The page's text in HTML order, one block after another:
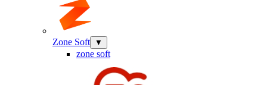
Zone Soft ▼
zone soft